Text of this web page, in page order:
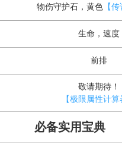
物伤守护石，黄色 【
生命，速度
前排
敬请期待！
【极限属性计
必备实用宝典